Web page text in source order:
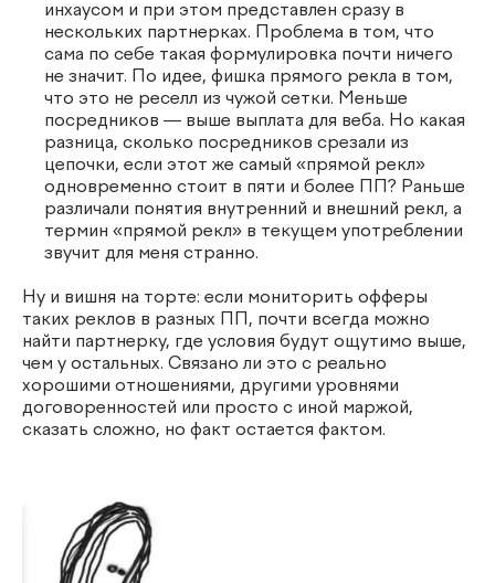
инхаусом и при этом представлен сразу в
нескольких партнерках. Проблема в том, что
сама по себе такая формулировка почти ничего
не значит. По идее, фишка прямого рекла в том,
что это не реселл из чужой сетки. Меньше
посредников — выше выплата для веба. Но какая
разница, сколько посредников срезали из
цепочки, если этот же самый «прямой рекл»
одновременно стоит в пяти и более ПП? Раньше
различали понятия внутренний и внешний рекл, а
термин «прямой рекл» в текущем употреблении
звучит для меня странно.
Ну и вишня на торте: если мониторить офферы
таких реклов в разных ПП, почти всегда можно
найти партнерку, где условия будут ощутимо выше,
чем у остальных. Связано ли это с реально
хорошими отношениями, другими уровнями
договоренностей или просто с иной маржой,
сказать сложно, но факт остается фактом.